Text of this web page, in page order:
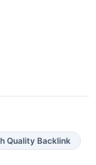
Quality Backlink